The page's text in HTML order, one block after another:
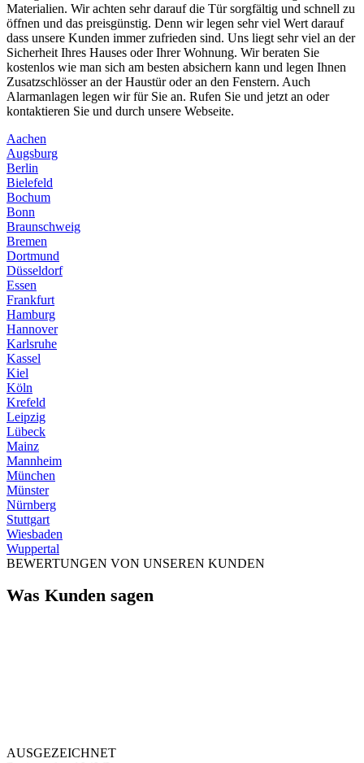
Materialien. Wir achten sehr darauf die Tür sorgfältig und schnell zu
öffnen und das preisgünstig. Denn wir legen sehr viel Wert darauf
dass unsere Kunden immer zufrieden sind. Uns liegt sehr viel an der
Sicherheit Ihres Hauses oder Ihrer Wohnung. Wir beraten Sie
kostenlos wie man sich am besten absichern kann und legen Ihnen
Zusatzschlösser an der Haustür oder an den Fenstern. Auch
Alarmanlagen legen wir für Sie an. Rufen Sie und jetzt an oder
kontaktieren Sie und durch unsere Webseite.
Aachen
Augsburg
Berlin
Bielefeld
Bochum
Bonn
Braunschweig
Bremen
Dortmund
Düsseldorf
Essen
Frankfurt
Hamburg
Hannover
Karlsruhe
Kassel
Kiel
Köln
Krefeld
Leipzig
Lübeck
Mainz
Mannheim
München
Münster
Nürnberg
Stuttgart
Wiesbaden
Wuppertal
BEWERTUNGEN VON UNSEREN KUNDEN
Was Kunden sagen
AUSGEZEICHNET